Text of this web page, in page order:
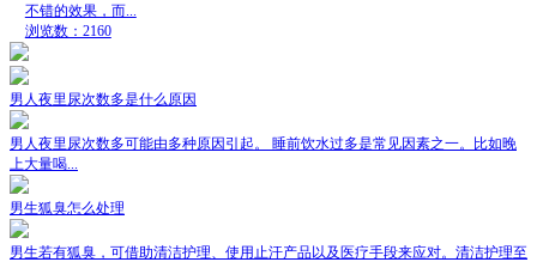
不错的效果，而...
浏览数：2160
男人夜里尿次数多是什么原因
男人夜里尿次数多可能由多种原因引起。 睡前饮水过多是常见因素之一。比如晚
上大量喝...
男生狐臭怎么处理
男生若有狐臭，可借助清洁护理、使用止汗产品以及医疗手段来应对。清洁护理至